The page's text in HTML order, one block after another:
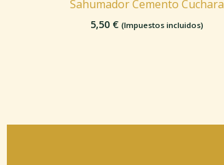
Sahumador Cemento Cuchara
5,50 € (Impuestos incluidos)